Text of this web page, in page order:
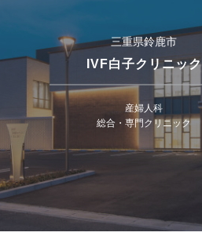
三重県鈴鹿市
IVF白子クリニック
産婦人科
総合・専門クリニック